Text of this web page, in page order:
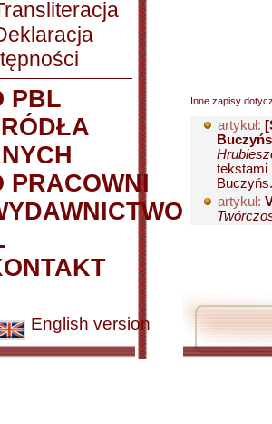
PBL
PRACOWNI
English version
Inne zapisy
artykuł:
tekstami
artykuł: